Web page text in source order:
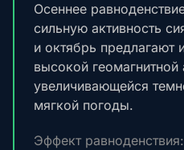
Осеннее
сильную активность
и октябрь предлагают
высокой геомагнитной
увеличивающейся
мягкой погоды.
Эффект